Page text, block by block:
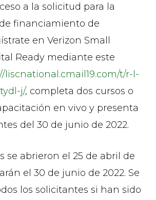
a la solicitud para la
financiamiento de
en Verizon Small
Ready mediante este
liscnational.cmail19.com/t/r-l-
j/, completa dos cursos o
en vivo y presenta
del 30 de junio de 2022.
se abrieron el 25 de abril de
el 30 de junio de 2022. Se
los solicitantes si han sido